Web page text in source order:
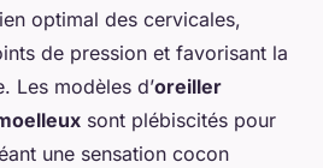
optimal des cervicales,
de pression et favorisant la
Les modèles d’oreiller
sont plébiscités pour
une sensation cocon